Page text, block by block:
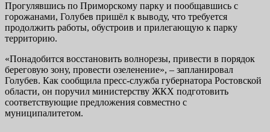
Прогулявшись по Приморскому парку и пообщавшись с
горожанами, Голубев пришёл к выводу, что требуется
продолжить работы, обустроив и прилегающую к парку
территорию.
«Понадобится восстановить волнорезы, привести в порядок
береговую зону, провести озеленение», – запланировал
Голубев. Как сообщила пресс-служба губернатора Ростовской
области, он поручил министерству ЖКХ подготовить
соответствующие предложения совместно с
муниципалитетом.